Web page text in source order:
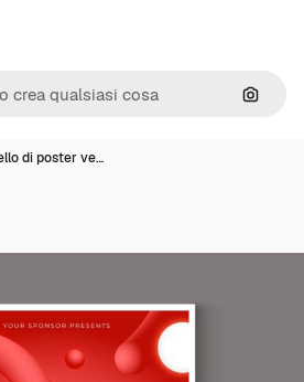
Cerca
di poster ve…